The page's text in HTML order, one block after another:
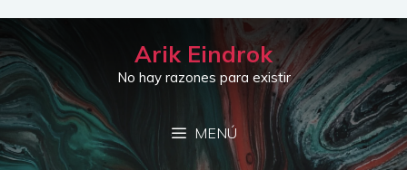
Saltar
al
contenido
Arik Eindrok
No hay razones para existir
MENÚ